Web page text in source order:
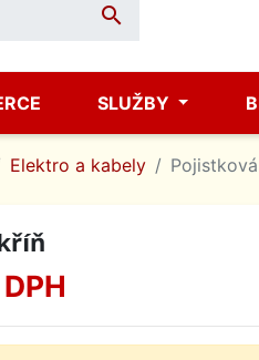

SLUŽBY
Elektro a kabely